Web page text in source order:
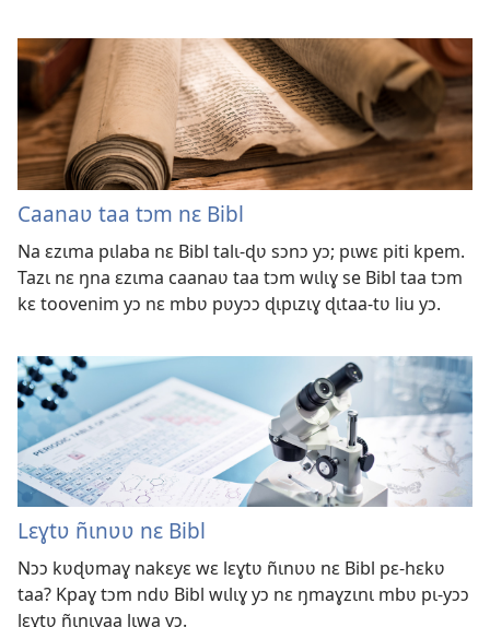
Caanaʋ taa tɔm nɛ Bibl
Na ɛzɩma pɩlaba nɛ Bibl talɩ-ɖʋ sɔnɔ yɔ; pɩwɛ piti kpem.
Tazɩ nɛ ŋna ɛzɩma caanaʋ taa tɔm wɩlɩɣ se Bibl taa tɔm
kɛ toovenim yɔ nɛ mbʋ pʋyɔɔ ɖɩpɩzɩɣ ɖɩtaa-tʋ liu yɔ.
Lɛɣtʋ ñɩnʋʋ nɛ Bibl
Nɔɔ kʋɖʋmaɣ nakɛyɛ wɛ lɛɣtʋ ñɩnʋʋ nɛ Bibl pɛ-hɛkʋ
taa? Kpaɣ tɔm ndʋ Bibl wɩlɩɣ yɔ nɛ ŋmaɣzɩnɩ mbʋ pɩ-yɔɔ
lɛɣtʋ ñɩnɩyaa lɩwa yɔ.